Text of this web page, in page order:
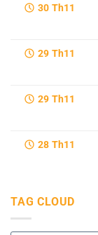
30 Th11
29 Th11
29 Th11
28 Th11
TAG CLOUD